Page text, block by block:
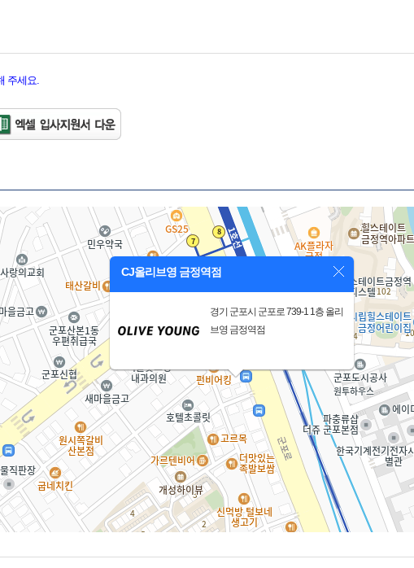
주세요.
CJ올리브영 금정역점
경기 군포시 군포로 739-1 1층 올리
브영 금정역점